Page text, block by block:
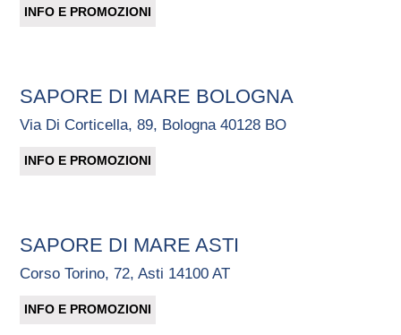
INFO E PROMOZIONI
SAPORE DI MARE BOLOGNA
Via Di Corticella, 89, Bologna 40128 BO
INFO E PROMOZIONI
SAPORE DI MARE ASTI
Corso Torino, 72, Asti 14100 AT
INFO E PROMOZIONI